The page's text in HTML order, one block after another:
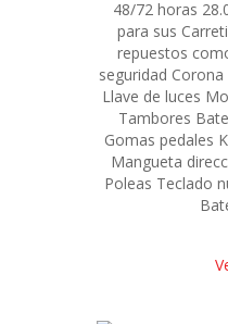
48/72 horas
para sus
repuestos
seguridad
Llave de luces
Tambores
Gomas pedales
Mangueta
Poleas Teclado